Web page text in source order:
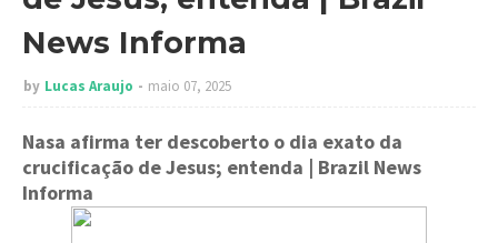
News Informa
by Lucas Araujo maio 07, 2025
Nasa afirma ter descoberto o dia exato da
crucificação de Jesus; entenda | Brazil News
Informa